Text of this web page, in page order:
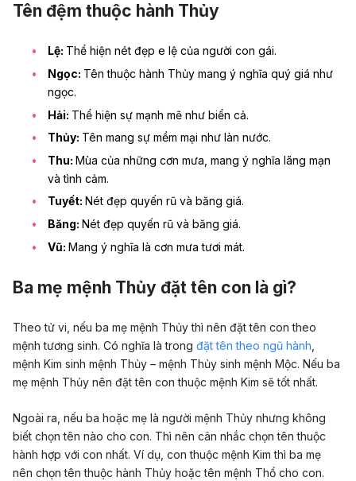
Tên đệm thuộc hành Thủy
Lệ: Thể hiện nét đẹp e lệ của người con gái.
Ngọc: Tên thuộc hành Thủy mang ý nghĩa quý giá như
ngọc.
Hải: Thể hiện sự mạnh mẽ như biển cả.
Thủy: Tên mang sự mềm mại như làn nước.
Thu: Mùa của những cơn mưa, mang ý nghĩa lãng mạn
và tình cảm.
Tuyết: Nét đẹp quyến rũ và băng giá.
Băng: Nét đẹp quyến rũ và băng giá.
Vũ: Mang ý nghĩa là cơn mưa tươi mát.
Ba mẹ mệnh Thủy đặt tên con là gì?
Theo tử vi, nếu ba mẹ mệnh Thủy thì nên đặt tên con theo
mệnh tương sinh. Có nghĩa là trong đặt tên theo ngũ hành
mệnh Kim sinh mệnh Thủy – mệnh Thủy sinh mệnh Mộc. Nếu ba
mẹ mệnh Thủy nên đặt tên con thuộc mệnh Kim sẽ tốt nhất.
Ngoài ra, nếu ba hoặc mẹ là người mệnh Thủy nhưng không
biết chọn tên nào cho con. Thì nên cân nhắc chọn tên thuộc
hành hợp với con nhất. Ví dụ, con thuộc mệnh Kim thì ba mẹ
nên chọn tên thuộc hành Thủy hoặc tên mệnh Thổ cho con.